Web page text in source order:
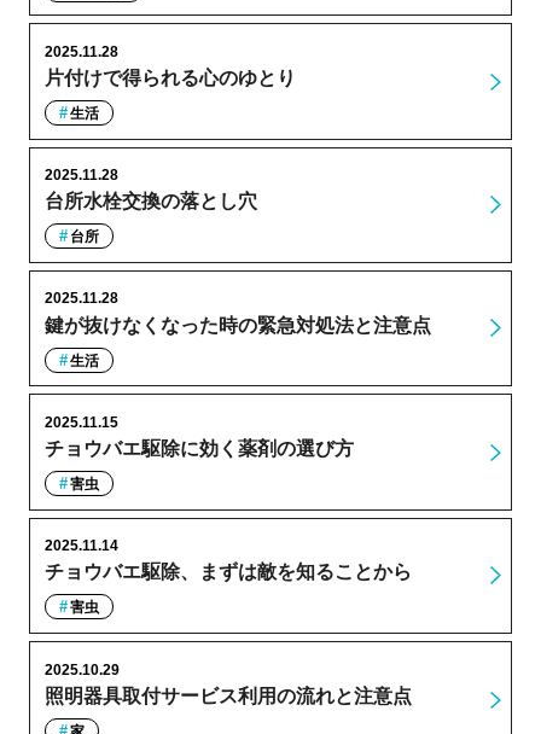
片付けで得られる心のゆとり
2025.11.28
生活
台所水栓交換の落とし穴
2025.11.28
台所
鍵が抜けなくなった時の緊急対処法と注意点
2025.11.28
生活
チョウバエ駆除に効く薬剤の選び方
2025.11.15
害虫
チョウバエ駆除、まずは敵を知ることから
2025.11.14
害虫
照明器具取付サービス利用の流れと注意点
2025.10.29